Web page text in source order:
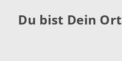
Du bist Dein Ort